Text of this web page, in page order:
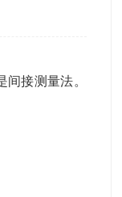
接测量法。